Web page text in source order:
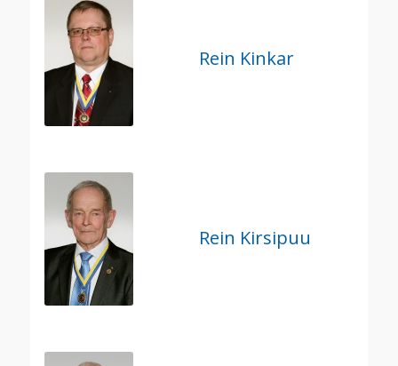
Rein Kinkar
Rein Kirsipuu